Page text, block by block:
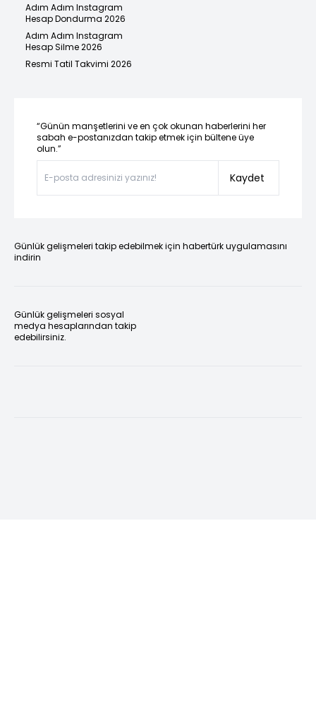
Adım Adım Instagram
Hesap Dondurma 2026
Adım Adım Instagram
Hesap Silme 2026
Resmi Tatil Takvimi 2026
“Günün manşetlerini ve en çok okunan haberlerini her
sabah e-postanızdan takip etmek için bültene üye
olun.”
Kaydet
Günlük gelişmeleri takip edebilmek için habertürk uygulamasını
indirin
Günlük gelişmeleri sosyal
medya hesaplarından takip
edebilirsiniz.